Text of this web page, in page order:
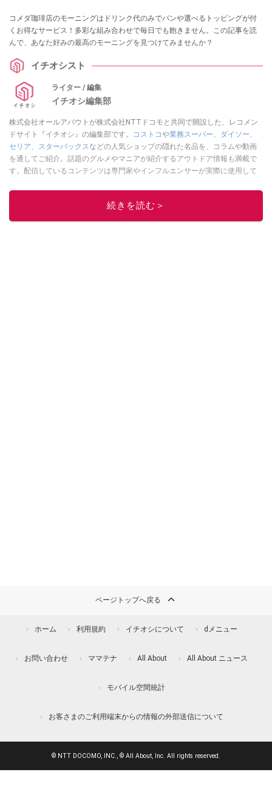
コメダ珈琲店のモーニングはドリンク代のみでパンや選べるトッピングが付
くお得なサービス！多彩な組み合わせで毎日でも飽きません。この記事を読
んで、あなた好みの最高のモーニングを見つけてみませんか？
イチオシスト
ライター / 編集
イチオシ編集部
株式会社オールアバウトが株式会社NTTドコモと共同で開設した、レコメン
ドサイト『イチオシ』の編集部です。
コストコや業務スーパー、 ダイソー、
セリア、 スターバックスなどの人気ショップの隠れた名品を、コラムや動画
を通してご紹介。話題のグルメやマニアが紹介するアウトドア情報も満載で
す。配信しているコンテンツは専門家やインフルエンサーが実際に使用して
ニュースでフォロー
続きを読む＞
ページトップへ戻る
ホーム 利用規約 イチオシについて dメニュー
お問い合わせ ママテナ All About All About ニュース
モバイル空間統計
お客さまのご利用端末からの情報の外部送信について
© NTT DOCOMO, INC., © All About, Inc. All rights reserved.